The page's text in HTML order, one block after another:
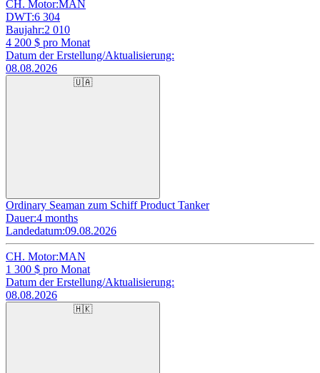
CH. Motor:MAN
DWT:6 304
Baujahr:2 010
4 200 $ pro Monat
Datum der Erstellung/Aktualisierung:
08.08.2026
🇺🇦
Ordinary Seaman zum Schiff Product Tanker
Dauer:4 months
Landedatum:09.08.2026
CH. Motor:MAN
1 300 $ pro Monat
Datum der Erstellung/Aktualisierung:
08.08.2026
🇭🇰